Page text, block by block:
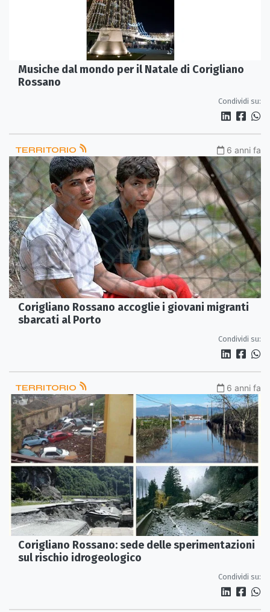
Musiche dal mondo per il Natale di Corigliano
Rossano
Condividi su:
TERRITORIO 6 anni fa
Corigliano Rossano accoglie i giovani migranti
sbarcati al Porto
Condividi su:
TERRITORIO 6 anni fa
Corigliano Rossano: sede delle sperimentazioni
sul rischio idrogeologico
Condividi su: